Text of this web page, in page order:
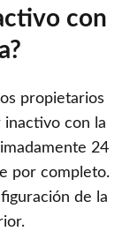
con
propietarios
inactivo con la
24
por completo.
de la